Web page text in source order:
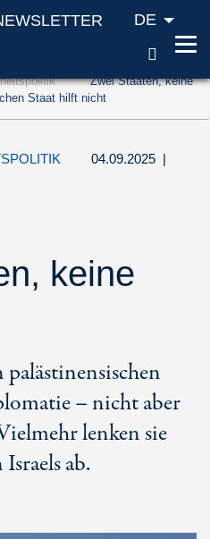
(Accesskey '1')
'2')
DE
Zwei Staaten, keine
Staat hilft nicht
04.09.2025 |
keine
– nicht aber
lenken sie
ab.